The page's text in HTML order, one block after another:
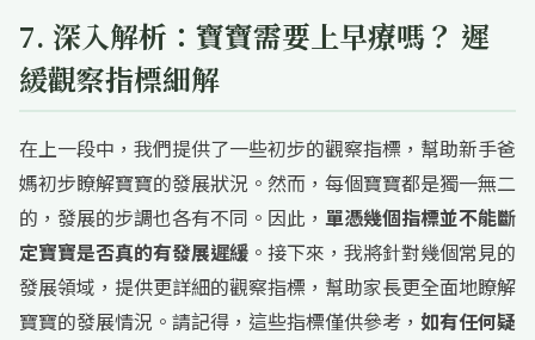
7. 深入解析：寶寶需要上早療嗎？ 遲
緩觀察指標細解
在上一段中，我們提供了一些初步的觀察指標，幫助新手爸
媽初步瞭解寶寶的發展狀況。然而，每個寶寶都是獨一無二
的，發展的步調也各有不同。因此， 單憑幾個指標並不能斷
定寶寶是否真的有發展遲緩 。接下來，我將針對幾個常見的
發展領域，提供更詳細的觀察指標，幫助家長更全面地瞭解
寶寶的發展情況。請記得，這些指標僅供參考， 如有任何疑